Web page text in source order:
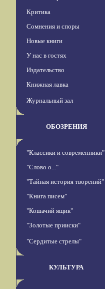
Критика
Сомнения и споры
Новые книги
У нас в гостях
Издательство
Книжная лавка
Журнальный зал
ОБОЗРЕНИЯ
"Классики и современники"
"Слово о..."
"Тайная история творений"
"Книга писем"
"Кошачий ящик"
"Золотые прииски"
"Сердитые стрелы"
КУЛЬТУРА